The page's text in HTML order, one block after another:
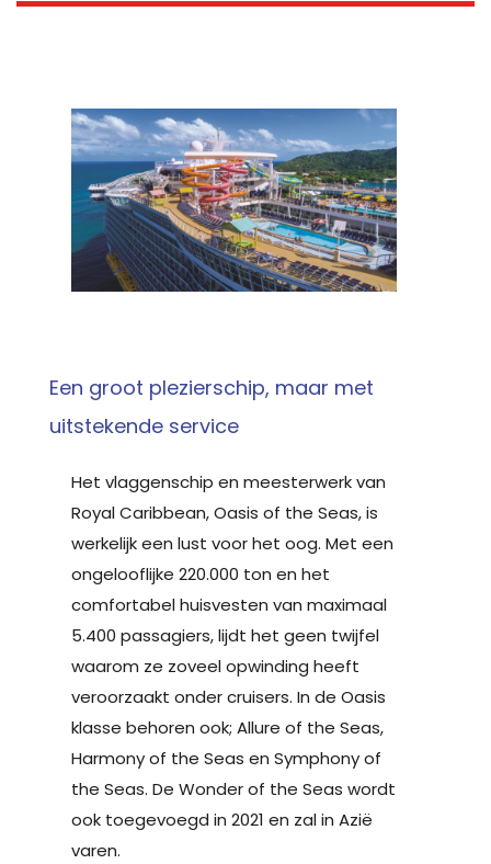
Een groot plezierschip, maar met
uitstekende service
Het vlaggenschip en meesterwerk van
Royal Caribbean, Oasis of the Seas, is
werkelijk een lust voor het oog. Met een
ongelooflijke 220.000 ton en het
comfortabel huisvesten van maximaal
5.400 passagiers, lijdt het geen twijfel
waarom ze zoveel opwinding heeft
veroorzaakt onder cruisers. In de Oasis
klasse behoren ook; Allure of the Seas,
Harmony of the Seas en Symphony of
the Seas. De Wonder of the Seas wordt
ook toegevoegd in 2021 en zal in Azië
varen.